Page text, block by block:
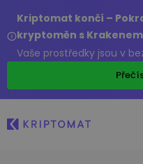
Kriptomat končí –
kryptoměn s
Vaše prostředky jsou v